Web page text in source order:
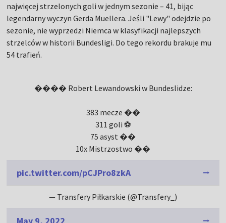
najwięcej strzelonych goli w jednym sezonie – 41, bijąc
legendarny wyczyn Gerda Muellera. Jeśli "Lewy" odejdzie po
sezonie, nie wyprzedzi Niemca w klasyfikacji najlepszych
strzelców w historii Bundesligi. Do tego rekordu brakuje mu
54 trafień.
���� Robert Lewandowski w Bundeslidze:
383 mecze ��
311 goli ⚽
75 asyst ��
10x Mistrzostwo ��
pic.twitter.com/pCJPro8zkA
— Transfery Piłkarskie (@Transfery_)